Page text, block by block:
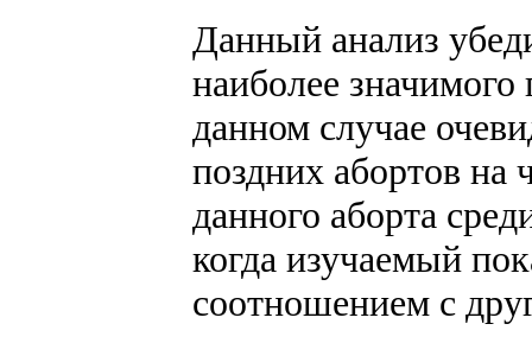
Данный анализ
наиболее
данном случае
поздних абортов на
данного аборта
когда изучаемый
соотношением с